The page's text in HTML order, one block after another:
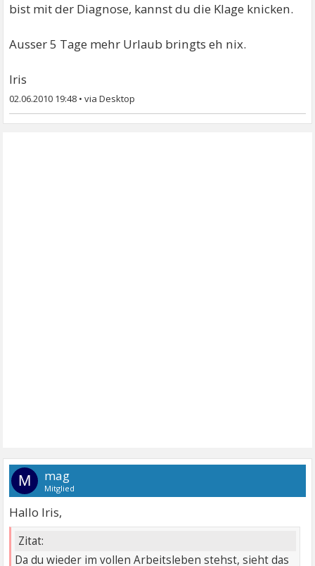
bist mit der Diagnose, kannst du die Klage knicken.
Ausser 5 Tage mehr Urlaub bringts eh nix.
Iris
02.06.2010 19:48 •
M mag
Mitglied
Hallo Iris,
Zitat:
Da du wieder im vollen Arbeitsleben stehst, sieht das